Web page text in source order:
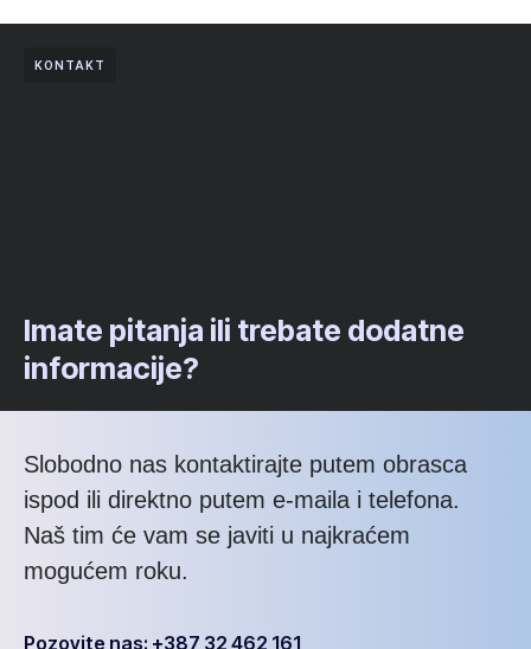
KONTAKT
Imate pitanja ili trebate dodatne
informacije?
Slobodno nas kontaktirajte putem obrasca
ispod ili direktno putem e-maila i telefona.
Naš tim će vam se javiti u najkraćem
mogućem roku.
Pozovite nas: +387 32 462 161